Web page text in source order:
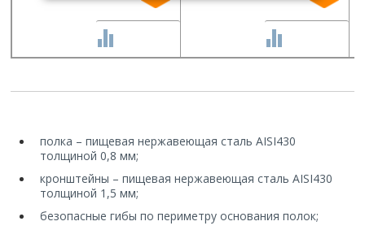
полка – пищевая нержавеющая сталь AISI430
толщиной 0,8 мм;
кронштейны – пищевая нержавеющая сталь AISI430
толщиной 1,5 мм;
безопасные гибы по периметру основания полок;